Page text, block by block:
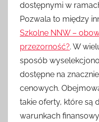
dostępnymi w
Pozwala to między
Szkolne NNW –
przezorność?. W
sposób
dostępne na
cenowych.
takie oferty, które są
warunkach